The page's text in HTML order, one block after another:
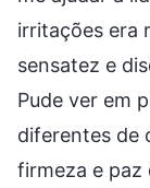
irritações era
sensatez e
Pude ver em
diferentes de
firmeza e paz